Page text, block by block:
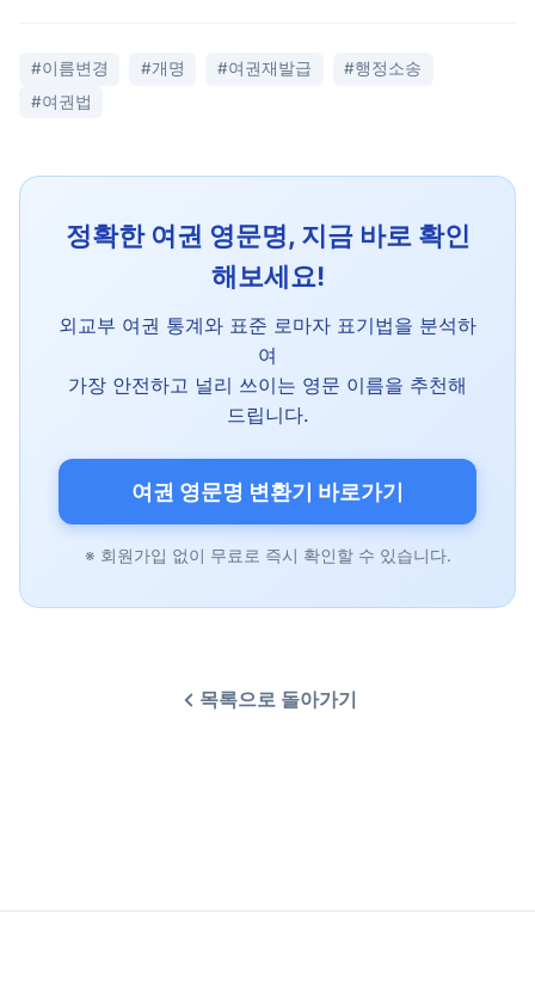
#이름변경 #개명 #여권재발급
#행정소송
#여권법
정확한 여권 영문명, 지금 바로 확인
해보세요!
외교부 여권 통계와 표준 로마자 표기법을 분석하
여
가장 안전하고 널리 쓰이는 영문 이름을 추천해
드립니다.
여권 영문명 변환기 바로가기
※ 회원가입 없이 무료로 즉시 확인할 수 있습니다.
목록으로 돌아가기